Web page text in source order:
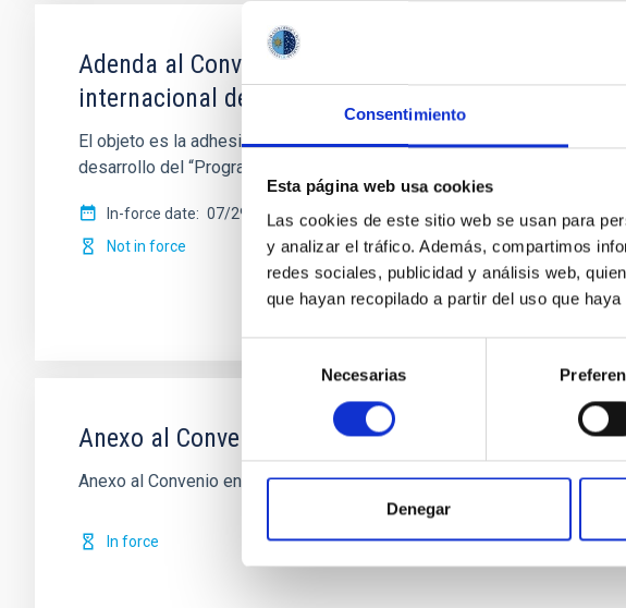
Consentimiento
Esta página web usa cookies
Las cookies de este sitio web se usan para
y analizar el tráfico. Además, compartimos
redes sociales, publicidad y análisis web,
que hayan recopilado a partir del uso que
consentimiento
Necesarias
Denegar
Adenda al Convenio de colaboración entre el IAC,
internacional de Becas de Doctorado
El objeto es la adhesión de la Fundación CajaCanarias al convenio de
desarrollo del “Programa Internacional
In-force date 07/29/2015- 12/31/2016
Not in force
Anexo al Convenio entre el IAC y el Organismo
Anexo al Convenio entre el IAC y el Organismo Autónomo de Museos y
In force